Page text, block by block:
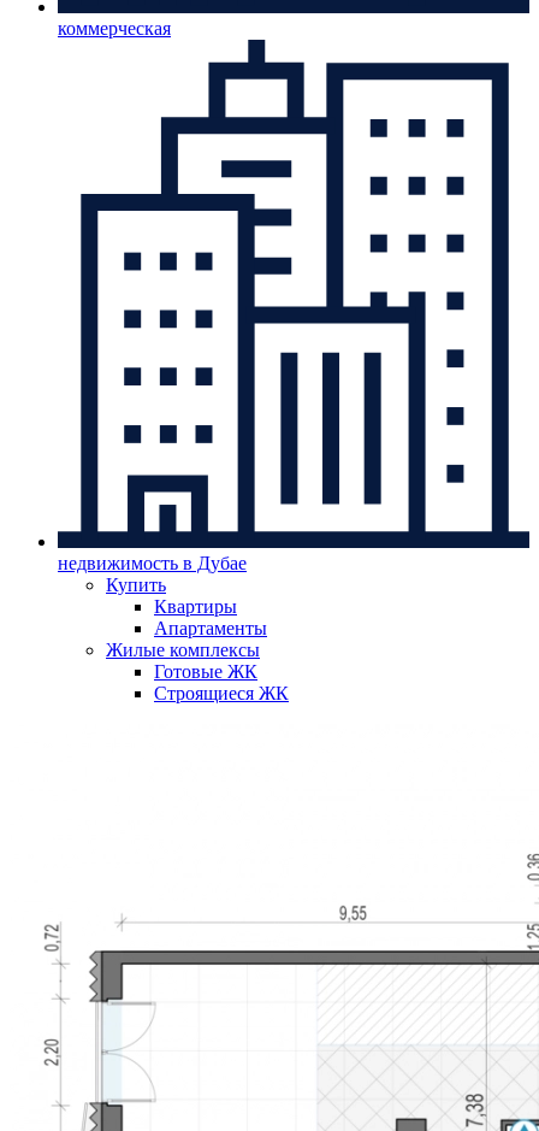
коммерческая
недвижимость в Дубае
Купить
Квартиры
Апартаменты
Жилые комплексы
Готовые ЖК
Строящиеся ЖК